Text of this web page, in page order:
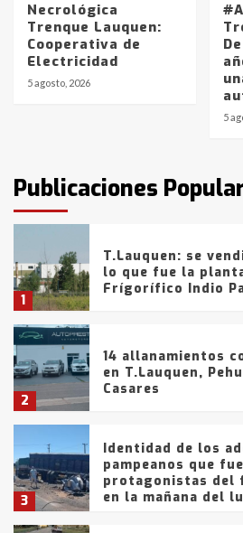
Necrológica
Trenque Lauquen:
Cooperativa de
Electricidad
5 agosto, 2026
5
Publicaciones
La Bolsa de
Blanca anticipa
con lluvias y
fueron detenidos
comercialización
tarde del sábado
1
T.Lauquen: se
lo que fue la
Frígorífico Indio
2
14 allanamientos
en T.Lauquen,
Casares
3
Identidad de los
pampeanos que
protagonistas del
en la mañana del